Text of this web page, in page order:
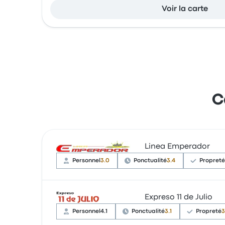
Voir la carte
Linea Emperador
Personnel 3.0 Ponctualité3.4 Propreté
Sur un total de 14 avis, la compagnie a
se sont souvent plaints concernant le Wi-
Expreso 11 de Julio
Personnel 4.1 Ponctualité3.1 Propreté